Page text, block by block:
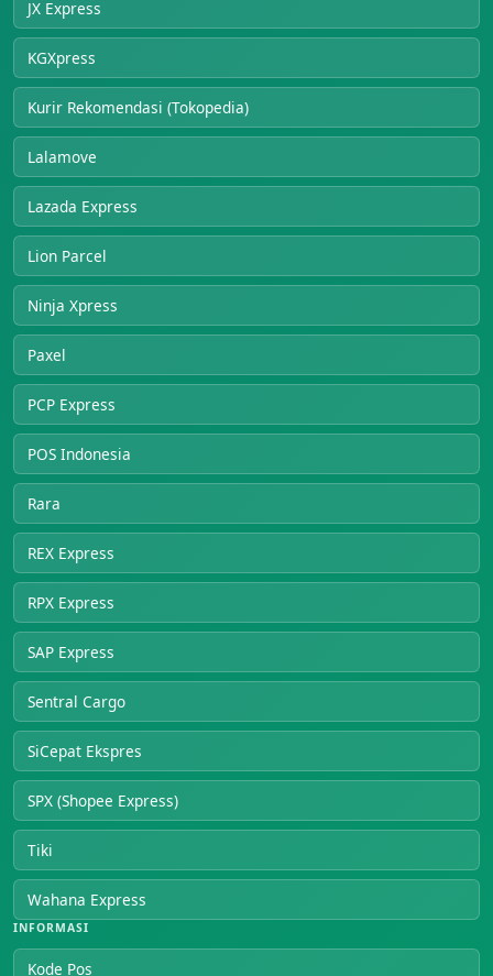
JX Express
KGXpress
Kurir Rekomendasi (Tokopedia)
Lalamove
Lazada Express
Lion Parcel
Ninja Xpress
Paxel
PCP Express
POS Indonesia
Rara
REX Express
RPX Express
SAP Express
Sentral Cargo
SiCepat Ekspres
SPX (Shopee Express)
Tiki
Wahana Express
INFORMASI
Kode Pos